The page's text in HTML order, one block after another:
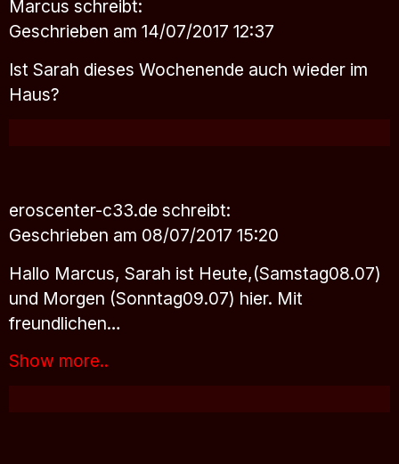
Marcus schreibt:
Geschrieben am 14/07/2017 12:37
Ist Sarah dieses Wochenende auch wieder im
Haus?
eroscenter-c33.de schreibt:
Geschrieben am 08/07/2017 15:20
Hallo Marcus, Sarah ist Heute,(Samstag08.07)
und Morgen (Sonntag09.07) hier. Mit
freundlichen…
Show more..